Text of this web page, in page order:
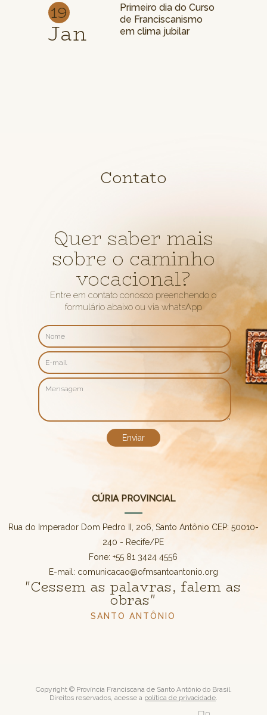
19
Jan
Primeiro dia do Curso
de Franciscanismo
em clima jubilar
Contato
Quer saber mais
sobre o caminho
vocacional?
Entre em contato conosco preenchendo o
formulário abaixo ou via whatsApp
CÚRIA PROVINCIAL
Rua do Imperador Dom Pedro II, 206, Santo Antônio CEP: 50010-
240 - Recife/PE
Fone: +55 81 3424 4556
E-mail: comunicacao@ofmsantoantonio.org
"Cessem as palavras, falem as
obras"
SANTO ANTÔNIO
Copyright © Província Franciscana de Santo Antônio do Brasil.
Direitos reservados, acesse a política de privacidade.